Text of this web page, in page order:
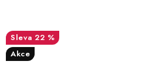
22 %
Akce